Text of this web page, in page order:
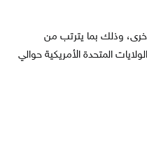
وذلك بما يترتب من
المتحدة الأمريكية حوالي